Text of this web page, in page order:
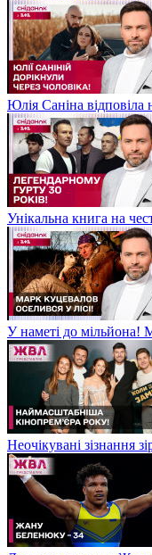
Юлія Саніна відповіла
Унікальна книга на
У наметі до мільйона!
Неочікувані зізнання